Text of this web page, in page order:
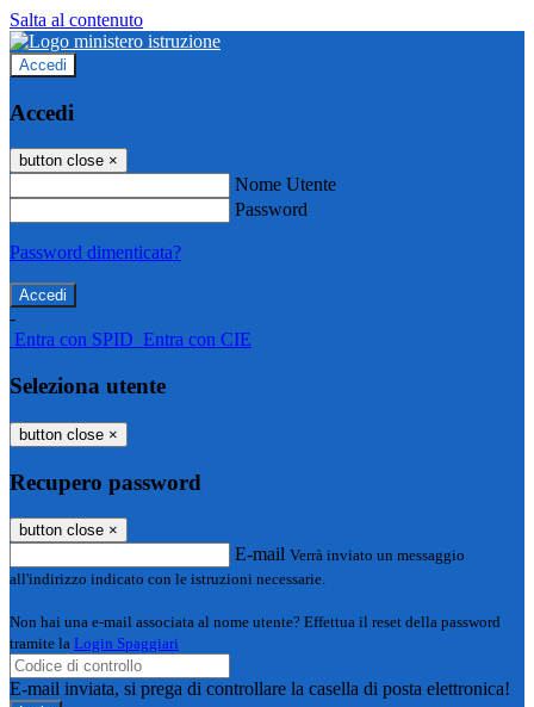
Salta al contenuto
Accedi
Accedi
button close ×
Nome Utente
Password
Password dimenticata?
-
Entra con SPID Entra con CIE
Seleziona utente
button close ×
Recupero password
button close ×
E-mail Verrà inviato un messaggio
all'indirizzo indicato con le istruzioni necessarie.
Non hai una e-mail associata al nome utente? Effettua il reset della password
tramite la Login Spaggiari
E-mail inviata, si prega di controllare la casella di posta elettronica!